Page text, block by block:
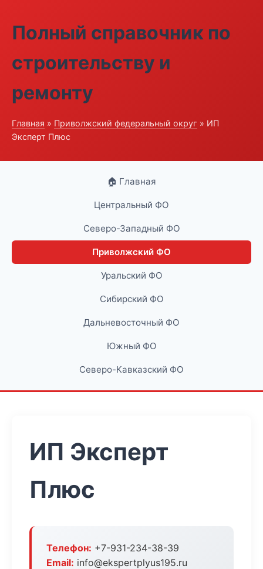
Полный справочник по
строительству и
ремонту
Главная » Приволжский федеральный округ » ИП
Эксперт Плюс
🏠 Главная
Центральный ФО
Северо-Западный ФО
Приволжский ФО
Уральский ФО
Сибирский ФО
Дальневосточный ФО
Южный ФО
Северо-Кавказский ФО
ИП Эксперт
Плюс
Телефон: +7-931-234-38-39
Email: info@ekspertplyus195.ru